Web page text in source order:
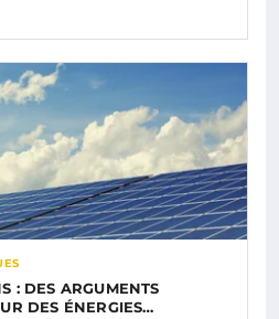
: DES ARGUMENTS
DES ÉNERGIES…